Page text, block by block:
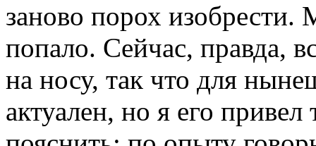
заново порох изобрести.
попало. Сейчас, правда,
на носу, так что для
актуален, но я его